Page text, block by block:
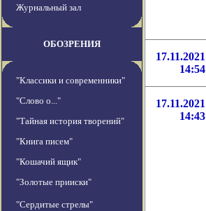
Журнальный зал
ОБОЗРЕНИЯ
"Классики и современники"
"Слово о..."
"Тайная история творений"
"Книга писем"
"Кошачий ящик"
"Золотые прииски"
"Сердитые стрелы"
17.11.2021
14:54
17.11.2021
14:43